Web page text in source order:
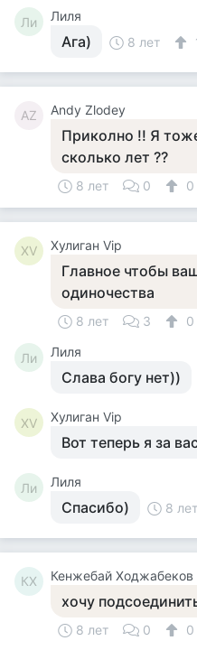
Ли Лиля
Ага) 8 лет
AZ Andy Zlodey
Приколно !! Я
сколько лет ??
8 лет 0 0
ХV Хулиган Vip
Главное чтобы
одиночества
8 лет 3 0
Ли Лиля
Слава богу нет))
ХV Хулиган Vip
Вот теперь я за
Ли Лиля
Спасибо) 8 лет
КХ Кенжебай Ходжабеков
хочу
8 лет 0 0